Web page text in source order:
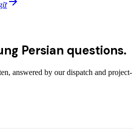
Persian questions.
answered by our dispatch and project-